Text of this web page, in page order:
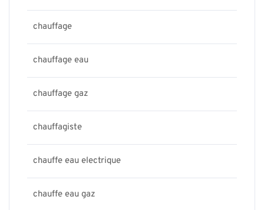
chauffage
chauffage eau
chauffage gaz
chauffagiste
chauffe eau electrique
chauffe eau gaz